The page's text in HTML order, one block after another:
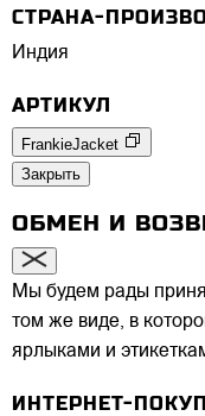
СТРАНА-
Индия
АРТИКУЛ
FrankieJacket
Закрыть
ОБМЕН И
Мы будем рады
том же виде, в
ярлыками и
ИНТЕРНЕТ-